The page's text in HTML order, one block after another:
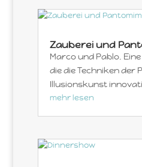
Zauberei und
Marco und Pablo.
die die Techniken der
Illusionskunst
mehr lesen